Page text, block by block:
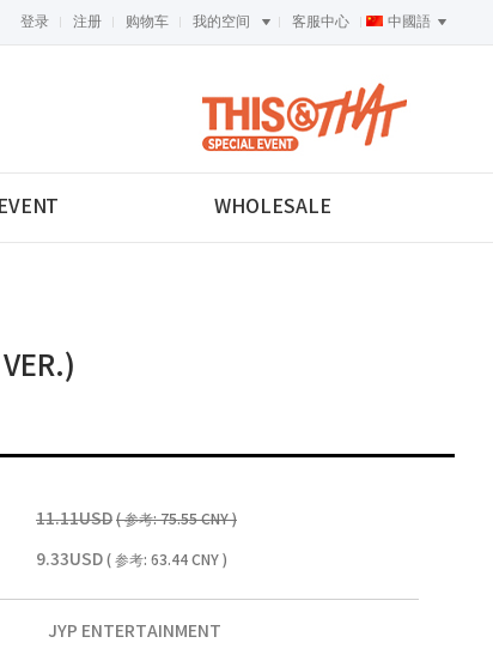
登录 注册 购物车 我的空间 客服中心 中國語
<-->
EVENT WHOLESALE
11.11USD ( 参考: 75.55 CNY )
9.33USD ( 参考: 63.44 CNY )
JYP ENTERTAINMENT